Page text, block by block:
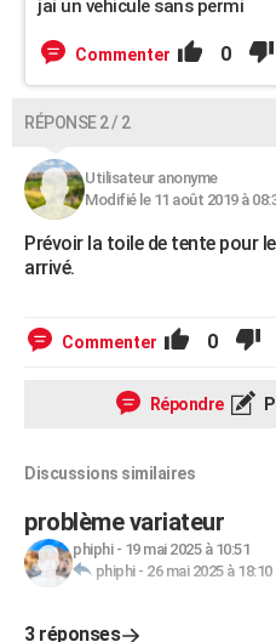
jai un vehicule sans permi
Commenter 0
RÉPONSE 2 / 2
Utilisateur anonyme
Modifié le 11 août 2019 à
Prévoir la toile de tente pour
arrivé.
Commenter 0
Répondre
Discussions similaires
problème variateur
phiphi- 19 mai 2025 à 10:51
phiphi- 26 mai 2025 à 18:10
3 réponses